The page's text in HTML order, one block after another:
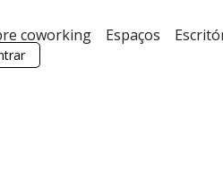
coworking Espaços